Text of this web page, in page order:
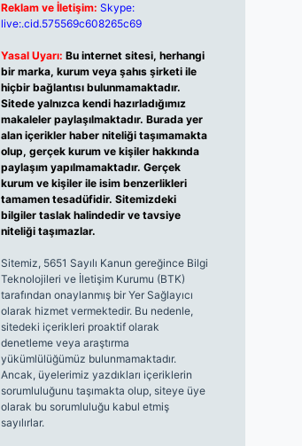
Reklam ve İletişim: Skype:
live:.cid.575569c608265c69
Yasal Uyarı: Bu internet sitesi, herhangi
bir marka, kurum veya şahıs şirketi ile
hiçbir bağlantısı bulunmamaktadır.
Sitede yalnızca kendi hazırladığımız
makaleler paylaşılmaktadır. Burada yer
alan içerikler haber niteliği taşımamakta
olup, gerçek kurum ve kişiler hakkında
paylaşım yapılmamaktadır. Gerçek
kurum ve kişiler ile isim benzerlikleri
tamamen tesadüfidir. Sitemizdeki
bilgiler taslak halindedir ve tavsiye
niteliği taşımazlar.
Sitemiz, 5651 Sayılı Kanun gereğince Bilgi
Teknolojileri ve İletişim Kurumu (BTK)
tarafından onaylanmış bir Yer Sağlayıcı
olarak hizmet vermektedir. Bu nedenle,
sitedeki içerikleri proaktif olarak
denetleme veya araştırma
yükümlülüğümüz bulunmamaktadır.
Ancak, üyelerimiz yazdıkları içeriklerin
sorumluluğunu taşımakta olup, siteye üye
olarak bu sorumluluğu kabul etmiş
sayılırlar.